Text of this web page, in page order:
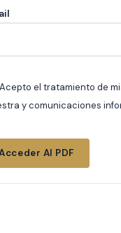
Acepto el tratamiento de
y comunicaciones
Al PDF